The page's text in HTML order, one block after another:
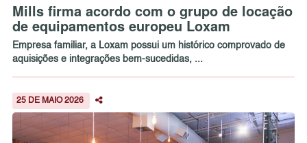
Mills firma acordo com o grupo de locação
de equipamentos europeu Loxam
Empresa familiar, a Loxam possui um histórico comprovado de
aquisições e integrações bem-sucedidas, ...
25 DE MAIO 2026